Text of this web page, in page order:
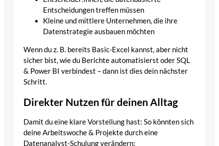
Entscheidungen treffen müssen
Kleine und mittlere Unternehmen, die ihre
Datenstrategie ausbauen möchten
Wenn du z. B. bereits Basic-Excel kannst, aber nicht
sicher bist, wie du Berichte automatisierst oder SQL
& Power BI verbindest – dann ist dies dein nächster
Schritt.
Direkter Nutzen für deinen Alltag
Damit du eine klare Vorstellung hast: So könnten sich
deine Arbeitswoche & Projekte durch eine
Datenanalyst-Schulung verändern: